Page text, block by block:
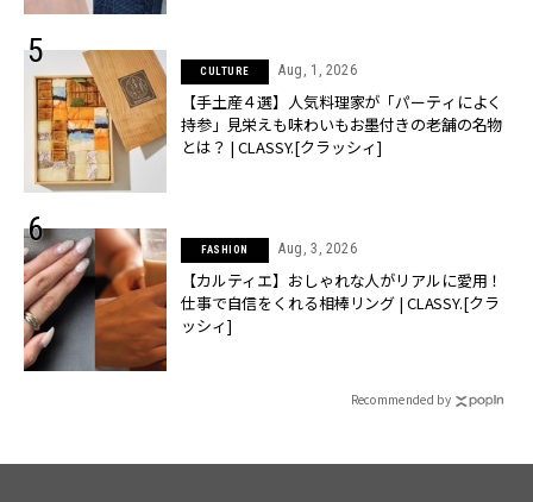
CULTURE Aug, 1, 2026
【手土産４選】人気料理家が「パーティによく
持参」見栄えも味わいもお墨付きの老舗の名物
とは？ | CLASSY.[クラッシィ]
FASHION Aug, 3, 2026
【カルティエ】おしゃれな人がリアルに愛用！
仕事で自信をくれる相棒リング | CLASSY.[クラ
ッシィ]
Recommended by